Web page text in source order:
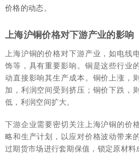
价格的动态。
上海沪铜价格对下游产业的影响
上海沪铜的价格对下游产业，如电线
饰等，具有重要影响。铜是这些行业
动直接影响其生产成本。铜价上涨，
加，利润空间受到挤压；铜价下跌，
低，利润空间扩大。
下游企业需要密切关注上海沪铜的价
略和生产计划，以应对价格波动带来
过期货市场进行套期保值，锁定原材料